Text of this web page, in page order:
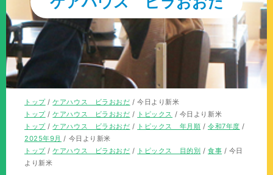
現
在
の
位
置：
トップ/ケアハウス ビラおおだ /今日より新米
現
在
の
位
置：
トップ/ケアハウス ビラおおだ / トピックス / 今日より新米
現
在
の
位
トップ/ケアハウス ビラおおだ / トピックス 年月順 / 令和7年度 /
2025年9月 / 今日より新米
現
在
トップ/ケアハウス ビラおおだ / トピックス 目的別 / 食事 / 今日
より新米